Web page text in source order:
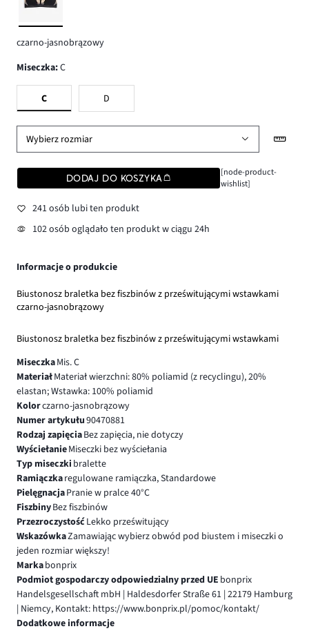
czarno-jasnobrązowy
Miseczka:C
C D
Wybierz rozmiar
DODAJ DO KOSZYKA
[node-product-
wishlist]
241 osób lubi ten produkt
102 osób oglądało ten produkt w ciągu 24h
Informacje o produkcie
Biustonosz braletka bez fiszbinów z prześwitującymi wstawkami
czarno-jasnobrązowy
Biustonosz braletka bez fiszbinów z prześwitującymi wstawkami
MiseczkaMis. C
MateriałMateriał wierzchni: 80% poliamid (z recyclingu), 20%
elastan; Wstawka: 100% poliamid
Kolorczarno-jasnobrązowy
Numer artykułu90470881
Rodzaj zapięciaBez zapięcia, nie dotyczy
WyściełanieMiseczki bez wyściełania
Typ miseczki bralette
Ramiączkaregulowane ramiączka, Standardowe
PielęgnacjaPranie w pralce 40°C
FiszbinyBez fiszbinów
PrzezroczystośćLekko prześwitujący
WskazówkaZamawiając wybierz obwód pod biustem i miseczki o
jeden rozmiar większy!
Markabonprix
Podmiot gospodarczy odpowiedzialny przed UE bonprix
Handelsgesellschaft mbH | Haldesdorfer Straße 61 | 22179 Hamburg
| Niemcy, Kontakt: https://www.bonprix.pl/pomoc/kontakt/
Dodatkowe informacje